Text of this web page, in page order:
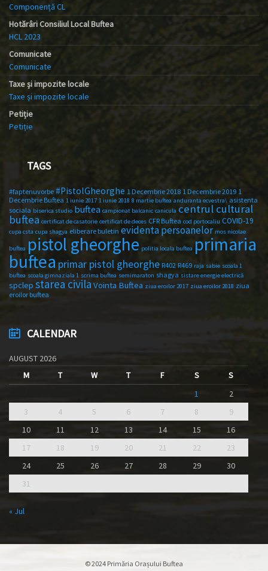
Componență CL
Hotărâri Consiliul Local Buftea
HCL 2023
Comunicate
Comunicate
Taxe și impozite locale
Taxe și impozite locale
Petiție
Petiție
TAGS
#faptenuvorbe #PistolGheorghe 1 Decembrie 2018 1 Decembrie 2019 1
Decembrie Buftea 1 iunie 2017 1 iunie 2018 8 martie buftea anduranta ecvestra\ asistenta
sociala biserica studio buftea campionat balcanic canicula centrul cultural
buftea certificat de casatorie certificat de deces CFR Buftea cod portocaliu COVID-19
cupa csta cupa shagya eliberare buletin evidenta persoanelor mos nicolae
buftea pistol gheorghe politia locala buftea primaria
buftea primar pistol gheorghe R402 R469 raja sabie scoala 1
buftea scoala gimnaziala 1 scrima buftea semimaraton shagya sistare energie electrică
spclep starea civila Vointa Buftea ziua eroilor 2017 ziua eroilor 2018 ziua
eroilor buftea
CALENDAR
AUGUST 2026
M
T W T F S
S
1
2
3
4 5 6 7 8
9
10
11 12 13 14 15
16
17
18 19 20 21 22
23
24
25 26 27 28 29
30
31
« Jul
© 2024 Primăria Orașului Buftea